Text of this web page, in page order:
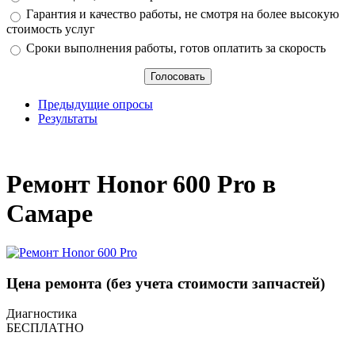
Гарантия и качество работы, не смотря на более высокую
стоимость услуг
Сроки выполнения работы, готов оплатить за скорость
Предыдущие опросы
Результаты
Ремонт Honor 600 Pro в
Самаре
Цена ремонта (без учета стоимости запчастей)
Диагностика
БЕСПЛАТНО